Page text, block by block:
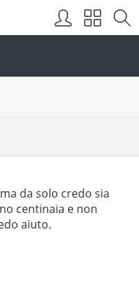
da solo credo sia
centinaia e non
aiuto.